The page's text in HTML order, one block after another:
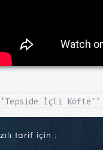
‘‘Tepside İçli
tarif için :